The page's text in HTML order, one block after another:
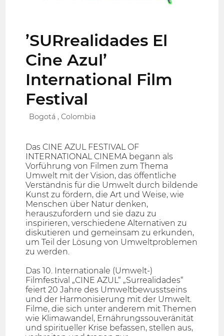
’SURrealidades El
Cine Azul’
International Film
Festival
Bogotá , Colombia
Das CINE AZUL FESTIVAL OF
INTERNATIONAL CINEMA begann als
Vorführung von Filmen zum Thema
Umwelt mit der Vision, das öffentliche
Verständnis für die Umwelt durch bildende
Kunst zu fördern, die Art und Weise, wie
Menschen über Natur denken,
herauszufordern und sie dazu zu
inspirieren, verschiedene Alternativen zu
diskutieren und gemeinsam zu erkunden,
um Teil der Lösung von Umweltproblemen
zu werden.
Das 10. Internationale (Umwelt-)
Filmfestival „CINE AZUL“ „Surrealidades“
feiert 20 Jahre des Umweltbewusstseins
und der Harmonisierung mit der Umwelt.
Filme, die sich unter anderem mit Themen
wie Klimawandel, Ernährungssouveränität
und spiritueller Krise befassen, stellen aus,